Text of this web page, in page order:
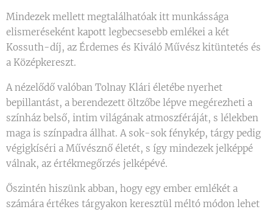
Mindezek mellett megtalálhatóak itt munkássága
elismeréseként kapott legbecsesebb emlékei a két
Kossuth-díj, az Érdemes és Kiváló Művész kitüntetés és
a Középkereszt.
A nézelődő valóban Tolnay Klári életébe nyerhet
bepillantást, a berendezett öltzőbe lépve megérezheti a
színház belső, intim világának atmoszféráját, s lélekben
maga is színpadra állhat. A sok-sok fénykép, tárgy pedig
végigkíséri a Művésznő életét, s így mindezek jelképpé
válnak, az értékmegőrzés jelképévé.
Őszintén hiszünk abban, hogy egy ember emlékét a
számára értékes tárgyakon keresztül méltó módon lehet